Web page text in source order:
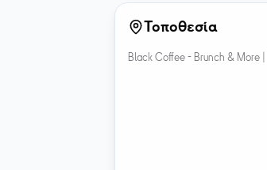
Τοποθεσία
Black Coffee - Brunch & More |